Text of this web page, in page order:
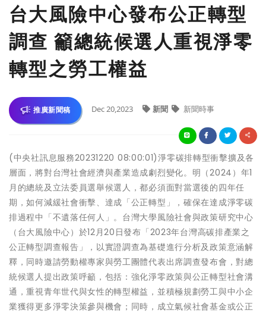
台大風險中心發布公正轉型
調查 籲總統候選人重視淨零
轉型之勞工權益
推廣新聞稿 Dec 20,2023 新聞 新聞時事
(中央社訊息服務20231220 08:00:01)淨零碳排轉型衝擊擴及各
層面，將對台灣社會經濟與產業造成劇烈變化。明（2024）年1
月的總統及立法委員選舉候選人，都必須面對當選後的四年任
期，如何減緩社會衝擊、達成「公正轉型」，確保在達成淨零碳
排過程中「不遺落任何人」。台灣大學風險社會與政策研究中心
（台大風險中心）於12月20日發布「2023年台灣高碳排產業之
公正轉型調查報告」，以實證調查為基礎進行分析及政策意涵解
釋，同時邀請勞動權專家與勞工團體代表出席調查發布會，對總
統候選人提出政策呼籲，包括：強化淨零政策與公正轉型社會溝
通，重視青年世代與女性的轉型權益，並積極規劃勞工與中小企
業獲得更多淨零決策參與機會；同時，成立氣候社會基金或公正